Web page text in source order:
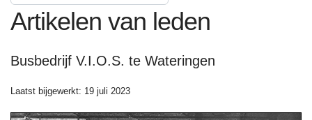
Artikelen van leden
Busbedrijf V.I.O.S. te Wateringen
Laatst bijgewerkt: 19 juli 2023